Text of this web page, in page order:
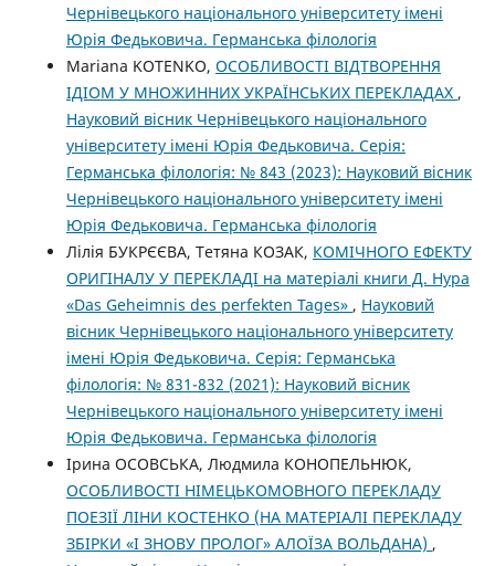
Чернівецького національного університету імені
Юрія Федьковича. Германська філологія
Mariana KOTENKO, ОСОБЛИВОСТІ ВІДТВОРЕННЯ
ІДІОМ У МНОЖИННИХ УКРАЇНСЬКИХ ПЕРЕКЛАДАХ ,
Науковий вісник Чернівецького національного
університету імені Юрія Федьковича. Серія:
Германська філологія: № 843 (2023): Науковий вісник
Чернівецького національного університету імені
Юрія Федьковича. Германська філологія
Лілія БУКРЄЄВА, Тетяна КОЗАК, КОМІЧНОГО ЕФЕКТУ
ОРИГІНАЛУ У ПЕРЕКЛАДІ на матеріалі книги Д. Нура
«Das Geheimnis des perfekten Tages» , Науковий
вісник Чернівецького національного університету
імені Юрія Федьковича. Серія: Германська
філологія: № 831-832 (2021): Науковий вісник
Чернівецького національного університету імені
Юрія Федьковича. Германська філологія
Ірина ОСОВСЬКА, Людмила КОНОПЕЛЬНЮК,
ОСОБЛИВОСТІ НІМЕЦЬКОМОВНОГО ПЕРЕКЛАДУ
ПОЕЗІЇ ЛІНИ КОСТЕНКО (НА МАТЕРІАЛІ ПЕРЕКЛАДУ
ЗБІРКИ «І ЗНОВУ ПРОЛОГ» АЛОЇЗА ВОЛЬДАНА) ,